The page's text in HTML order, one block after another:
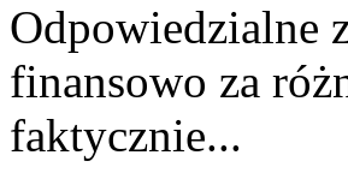
Odpowiedzialne
finansowo za
faktycznie...